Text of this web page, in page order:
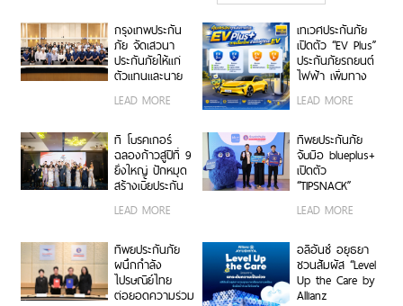
กรุงเทพประกัน
ภัย จัดเสวนา
ประกันภัยให้แก่
ตัวแทนและนาย
วินาศภัย เสริม
ประกันภัยให้
แข็งแกร่งยิ่งขึ้น
LEAD MORE
เทเวศประกันภัย
เปิดตัว “EV Plus”
ประกันภัยรถยนต์
ไฟฟ้า เพิ่มทาง
คุ้มครองสำหรับผู้
LEAD MORE
ที โบรคเกอร์
ฉลองก้าวสู่ปีที่ 9
ยิ่งใหญ่ ปักหมุด
สร้างเบี้ยประกัน
บาท จัดงานมอบ
เชิดชูเกียรติสุด
ยอดนายหน้า
200 ราย “Top
Sales 2026”
LEAD MORE
ทิพยประกันภัย
จับมือ blueplus+
เปิดตัว
“TIPSNACK”
เดือนแบบ
ครั้งแรกของไทย
เพิ่ม-ลด-หยุด
แผนได้ทุกเมื่อ
ไม่มีข้อผูกมัด
LEAD MORE
ทิพยประกันภัย
ผนึกกำลัง
ไปรษณีย์ไทย
ต่อยอดความร่วม
อลิอันซ์ อยุธยา
ชวนสัมผัส “Level
Up the Care by
Allianz